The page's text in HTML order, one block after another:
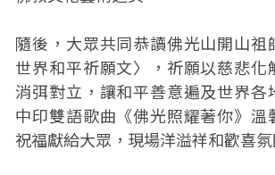
隨後，大眾共同恭讀佛光山開山祖
世界和平祈願文〉，祈願以慈悲化
消弭對立，讓和平善意遍及世界各
中印雙語歌曲《佛光照耀著你》溫
祝福獻給大眾，現場洋溢祥和歡喜氛